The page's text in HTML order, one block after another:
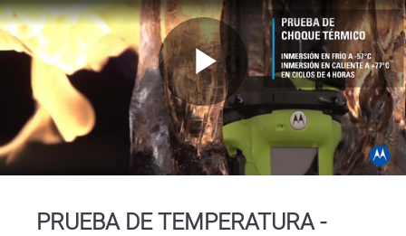
Play
PRUEBA DE TEMPERATURA -